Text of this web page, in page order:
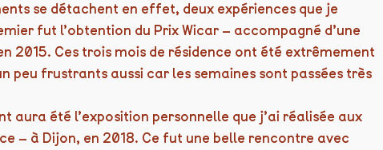
se détachent en effet, deux expériences que je
fut l’obtention du Prix Wicar – accompagné d’une
2015. Ces trois mois de résidence ont été extrêmement
peu frustrants aussi car les semaines sont passées très
aura été l’exposition personnelle que j’ai réalisée aux
– à Dijon, en 2018. Ce fut une belle rencontre avec